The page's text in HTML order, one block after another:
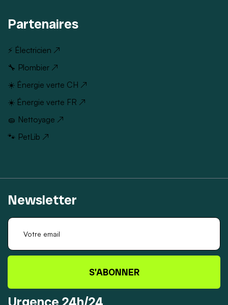
Partenaires
⚡ Électricien ↗
🔧 Plombier ↗
☀️ Énergie verte CH ↗
☀️ Énergie verte FR ↗
🧽 Nettoyage ↗
🐾 PetLib ↗
Newsletter
S'ABONNER